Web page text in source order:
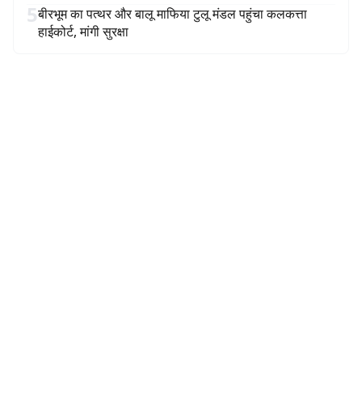
5बीरभूम का पत्थर और बालू माफिया टुलू मंडल पहुंचा कलकत्ता
हाईकोर्ट, मांगी सुरक्षा